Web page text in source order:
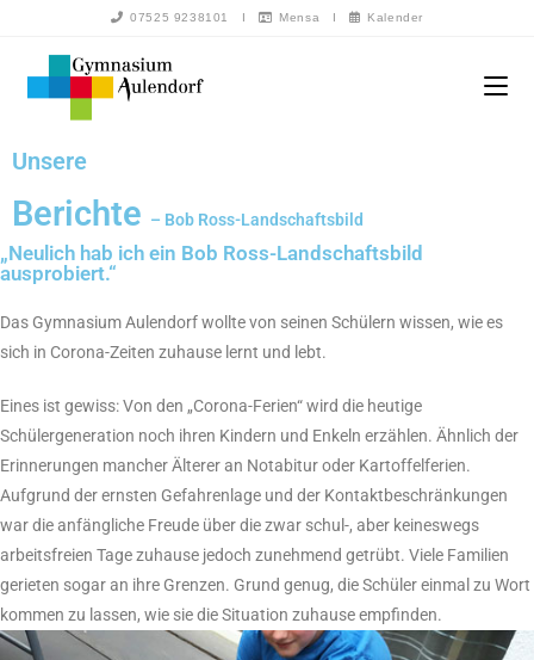
07525 9238101 I Mensa I Kalender
Unsere
Berichte – Bob Ross-Landschaftsbild
„Neulich hab ich ein Bob Ross-Landschaftsbild
ausprobiert.“
Das Gymnasium Aulendorf wollte von seinen Schülern wissen, wie es
sich in Corona-Zeiten zuhause lernt und lebt.
Eines ist gewiss: Von den „Corona-Ferien“ wird die heutige
Schülergeneration noch ihren Kindern und Enkeln erzählen. Ähnlich der
Erinnerungen mancher Älterer an Notabitur oder Kartoffelferien.
Aufgrund der ernsten Gefahrenlage und der Kontaktbeschränkungen
war die anfängliche Freude über die zwar schul-, aber keineswegs
arbeitsfreien Tage zuhause jedoch zunehmend getrübt. Viele Familien
gerieten sogar an ihre Grenzen. Grund genug, die Schüler einmal zu Wort
kommen zu lassen, wie sie die Situation zuhause empfinden.